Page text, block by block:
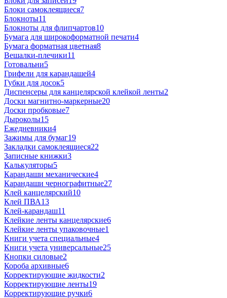
Блоки самоклеящиеся7
Блокноты11
Блокноты для флипчартов10
Бумага для широкоформатной печати4
Бумага форматная цветная8
Вешалки-плечики11
Готовальни5
Грифели для карандашей4
Губки для досок5
Диспенсеры для канцелярской клейкой ленты2
Доски магнитно-маркерные20
Доски пробковые7
Дыроколы15
Ежедневники4
Зажимы для бумаг19
Закладки самоклеящиеся22
Записные книжки3
Калькуляторы5
Карандаши механические4
Карандаши чернографитные27
Клей канцелярский10
Клей ПВА13
Клей-карандаш11
Клейкие ленты канцелярские6
Клейкие ленты упаковочные1
Книги учета специальные4
Книги учета универсальные25
Кнопки силовые2
Короба архивные6
Корректирующие жидкости2
Корректирующие ленты19
Корректирующие ручки6